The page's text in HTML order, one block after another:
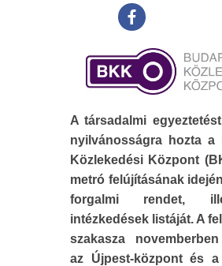
A társadalmi
nyilvánosságra hozta a
Közlekedési Központ
metró felújításának
forgalmi rendet,
intézkedések listáját. A
szakasza
az Újpest-központ és